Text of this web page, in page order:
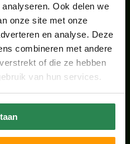
Ook delen we
onze site met onze
en analyse. Deze
combineren met andere
of die ze hebben
van hun services.
VERDER